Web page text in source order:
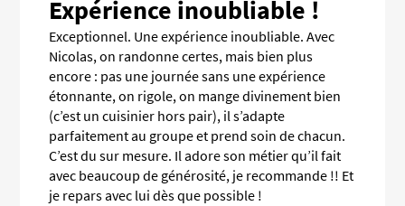
Expérience inoubliable !
Exceptionnel. Une expérience inoubliable. Avec
Nicolas, on randonne certes, mais bien plus
encore : pas une journée sans une expérience
étonnante, on rigole, on mange divinement bien
(c’est un cuisinier hors pair), il s’adapte
parfaitement au groupe et prend soin de chacun.
C’est du sur mesure. Il adore son métier qu’il fait
avec beaucoup de générosité, je recommande !! Et
je repars avec lui dès que possible !